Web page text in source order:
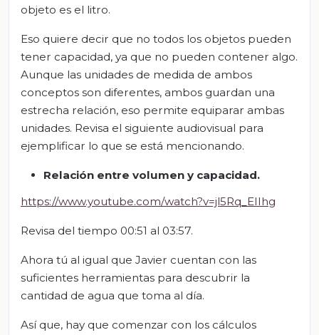
objeto es el litro.
Eso quiere decir que no todos los objetos pueden
tener capacidad, ya que no pueden contener algo.
Aunque las unidades de medida de ambos
conceptos son diferentes, ambos guardan una
estrecha relación, eso permite equiparar ambas
unidades. Revisa el siguiente audiovisual para
ejemplificar lo que se está mencionando.
Relación entre volumen y capacidad.
https://www.youtube.com/watch?v=jl5Rq_EIIhg
Revisa del tiempo 00:51 al 03:57.
Ahora tú al igual que Javier cuentan con las
suficientes herramientas para descubrir la
cantidad de agua que toma al día.
Así que, hay que comenzar con los cálculos